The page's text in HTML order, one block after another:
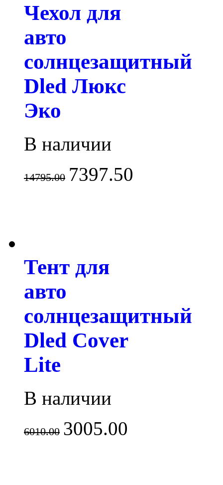
Чехол для
авто
солнцезащитный
Dled Люкс
Эко
В наличии
14795.00 7397.50
Тент для
авто
солнцезащитный
Dled Cover
Lite
В наличии
6010.00 3005.00